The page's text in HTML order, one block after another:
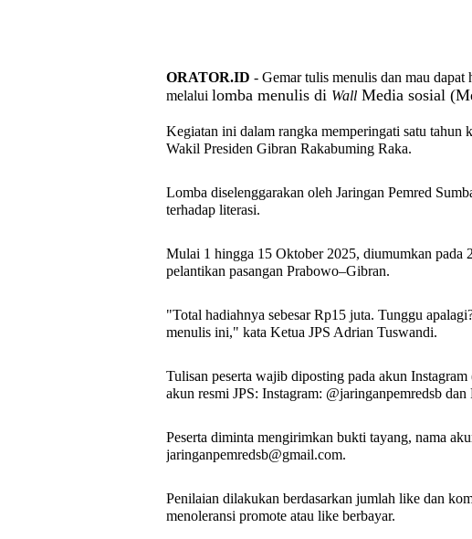
ORATOR.ID - Gemar tulis menulis dan mau
melalui lomba menulis di Wall Media sosial
Kegiatan ini dalam rangka memperingati satu tahun
Wakil Presiden Gibran Rakabuming Raka.
Lomba diselenggarakan oleh Jaringan Pemred
terhadap literasi.
Mulai 1 hingga 15 Oktober 2025, diumumkan pada
pelantikan pasangan Prabowo–Gibran.
"Total hadiahnya sebesar Rp15 juta. Tunggu
menulis ini," kata Ketua JPS Adrian Tuswandi.
Tulisan peserta wajib diposting pada akun
akun resmi JPS: Instagram: @jaringanpemredsb
Peserta diminta mengirimkan bukti tayang, nama
jaringanpemredsb@gmail.com.
Penilaian dilakukan berdasarkan jumlah like dan
menoleransi promote atau like berbayar.